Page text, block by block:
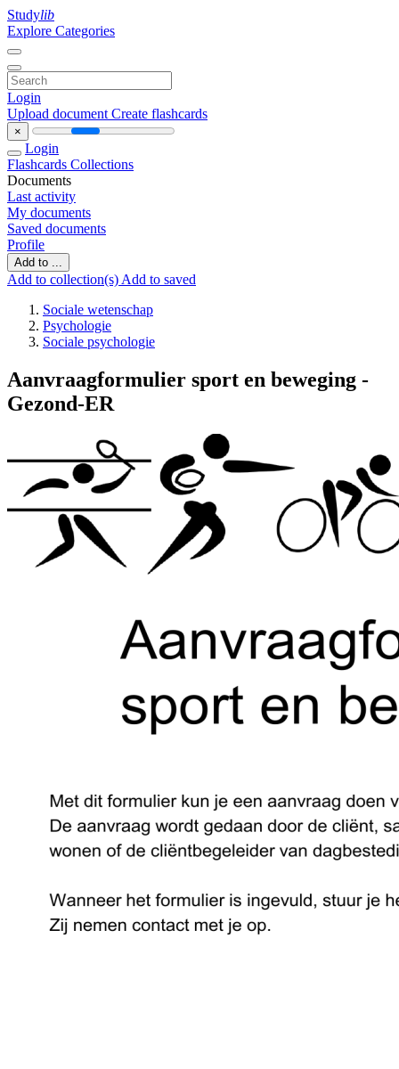
Studylib
Explore Categories
Login
Upload document Create flashcards
×
Login
Flashcards Collections
Documents
Last activity
My documents
Saved documents
Profile
Add to ...
Add to collection(s) Add to saved
Sociale wetenschap
Psychologie
Sociale psychologie
Aanvraagformulier sport en beweging -
Gezond-ER